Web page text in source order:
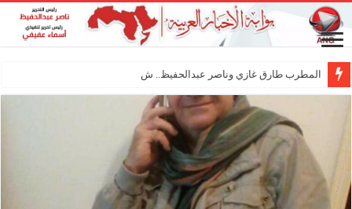
المطرب طارق غازي وناصر عبدالحفيظ.. شراكة فنية